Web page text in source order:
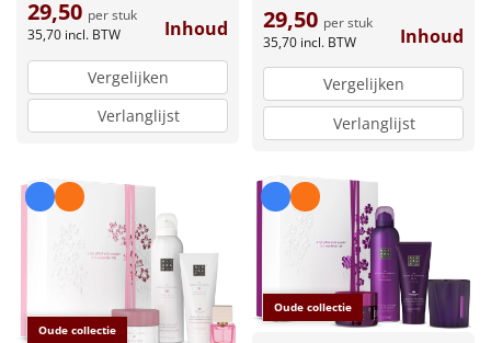
29,50 per stuk
35,70 incl. BTW Inhoud
Vergelijken
Verlanglijst
29,50 per stuk
35,70 incl. BTW Inhoud
Vergelijken
Verlanglijst
Oude collectie
Oude collectie